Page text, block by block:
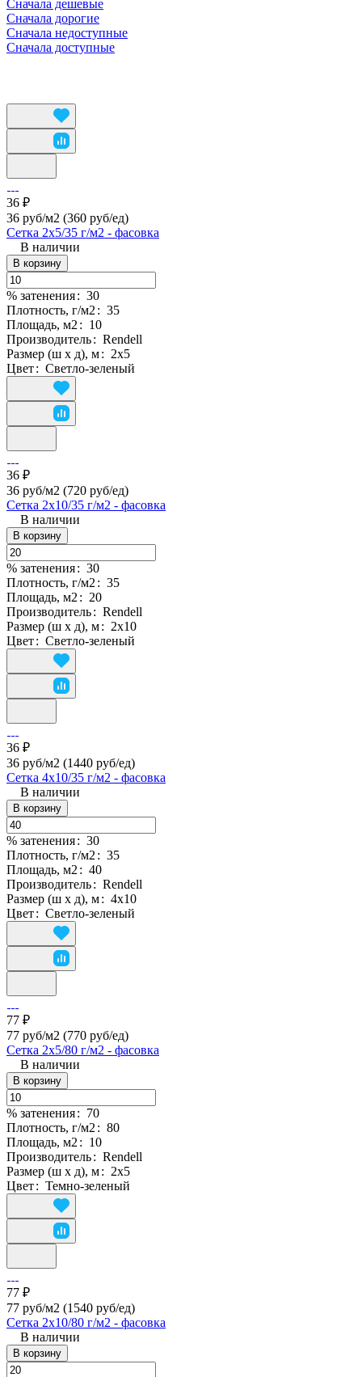
Сначала дешевые
Сначала дорогие
Сначала недоступные
Сначала доступные
36 ₽
36 руб/м2 (360 руб/eд)
Сетка 2х5/35 г/м2 - фасовка
В наличии
В корзину
% затенения: 30
Плотность, г/м2: 35
Площадь, м2: 10
Производитель: Rendell
Размер (ш х д), м: 2х5
Цвет: Светло-зеленый
36 ₽
36 руб/м2 (720 руб/eд)
Сетка 2х10/35 г/м2 - фасовка
В наличии
В корзину
% затенения: 30
Плотность, г/м2: 35
Площадь, м2: 20
Производитель: Rendell
Размер (ш х д), м: 2х10
Цвет: Светло-зеленый
36 ₽
36 руб/м2 (1440 руб/eд)
Сетка 4х10/35 г/м2 - фасовка
В наличии
В корзину
% затенения: 30
Плотность, г/м2: 35
Площадь, м2: 40
Производитель: Rendell
Размер (ш х д), м: 4х10
Цвет: Светло-зеленый
77 ₽
77 руб/м2 (770 руб/eд)
Сетка 2х5/80 г/м2 - фасовка
В наличии
В корзину
% затенения: 70
Плотность, г/м2: 80
Площадь, м2: 10
Производитель: Rendell
Размер (ш х д), м: 2х5
Цвет: Темно-зеленый
77 ₽
77 руб/м2 (1540 руб/eд)
Сетка 2х10/80 г/м2 - фасовка
В наличии
В корзину